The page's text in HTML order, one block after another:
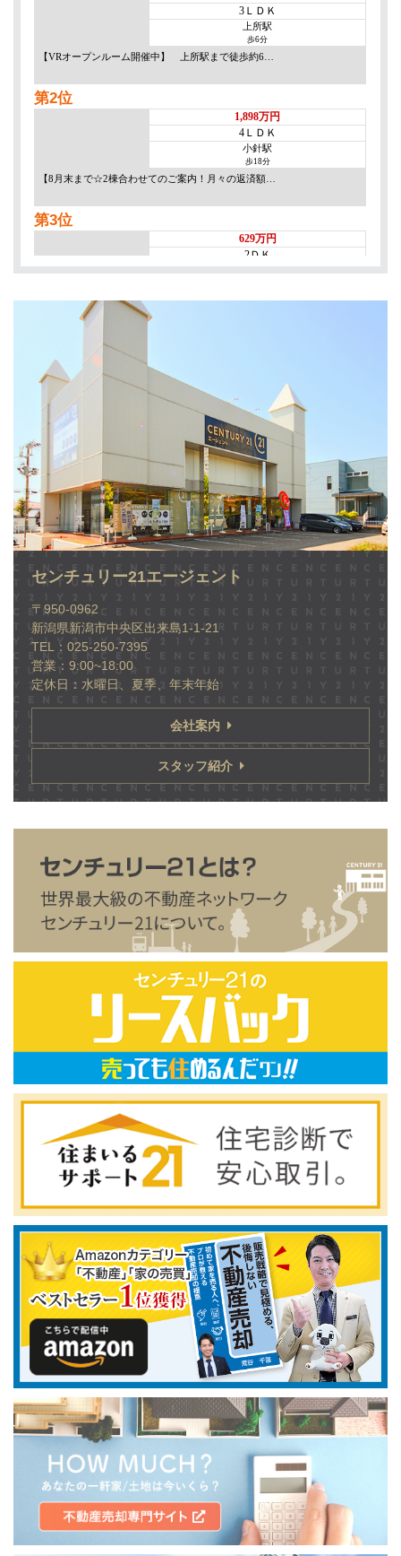
センチュリー21エージェント
〒950-0962
新潟県新潟市中央区出来島1-1-21
TEL：025-250-7395
営業：9:00~18:00
定休日：水曜日、夏季、年末年始
会社案内
スタッフ紹介